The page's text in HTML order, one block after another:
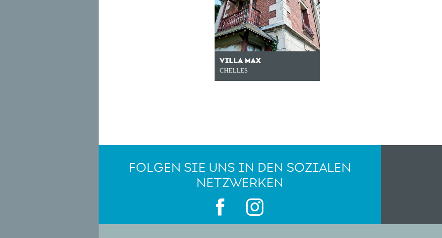
VILLA MAX
CHELLES
FOLGEN SIE UNS IN DEN SOZIALEN
NETZWERKEN